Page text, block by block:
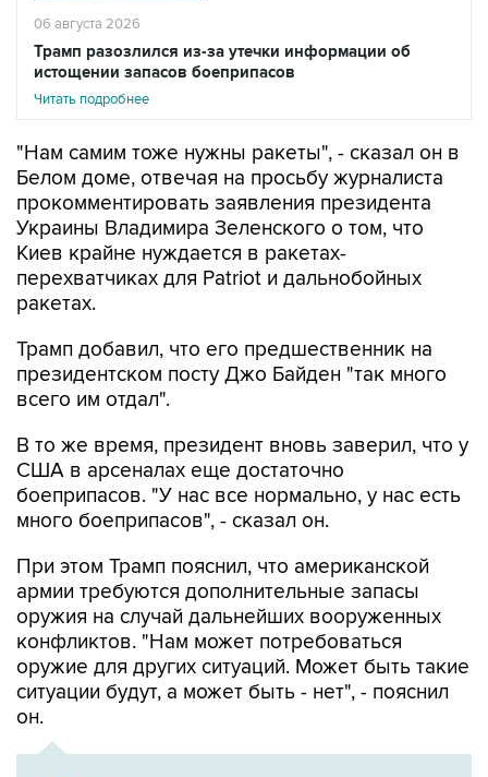
06 августа 2026
Трамп разозлился из-за утечки информации об
истощении запасов боеприпасов
Читать подробнее
"Нам самим тоже нужны ракеты", - сказал он в
Белом доме, отвечая на просьбу журналиста
прокомментировать заявления президента
Украины Владимира Зеленского о том, что
Киев крайне нуждается в ракетах-
перехватчиках для Patriot и дальнобойных
ракетах.
Трамп добавил, что его предшественник на
президентском посту Джо Байден "так много
всего им отдал".
В то же время, президент вновь заверил, что у
США в арсеналах еще достаточно
боеприпасов. "У нас все нормально, у нас есть
много боеприпасов", - сказал он.
При этом Трамп пояснил, что американской
армии требуются дополнительные запасы
оружия на случай дальнейших вооруженных
конфликтов. "Нам может потребоваться
оружие для других ситуаций. Может быть такие
ситуации будут, а может быть - нет", - пояснил
он.